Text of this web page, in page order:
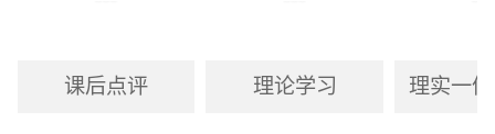
课后点评 理论学习 理实一